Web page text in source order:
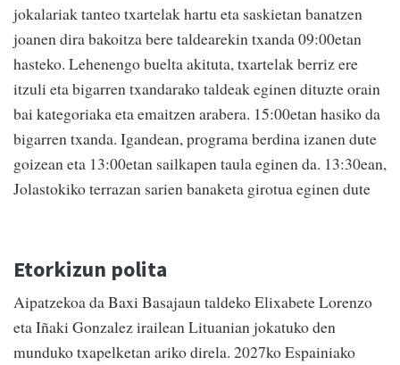
jokalariak tanteo txartelak hartu eta saskietan banatzen
joanen dira bakoitza bere taldearekin txanda 09:00etan
hasteko. Lehenengo buelta akituta, txartelak berriz ere
itzuli eta bigarren txandarako taldeak eginen dituzte orain
bai kategoriaka eta emaitzen arabera. 15:00etan hasiko da
bigarren txanda. Igandean, programa berdina izanen dute
goizean eta 13:00etan sailkapen taula eginen da. 13:30ean,
Jolastokiko terrazan sarien banaketa girotua eginen dute
Etorkizun polita
Aipatzekoa da Baxi Basajaun taldeko Elixabete Lorenzo
eta Iñaki Gonzalez irailean Lituanian jokatuko den
munduko txapelketan ariko direla. 2027ko Espainiako